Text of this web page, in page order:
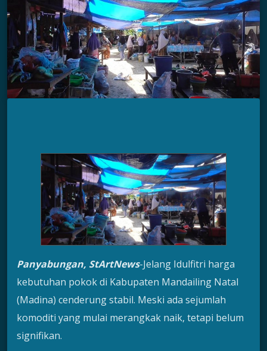
Panyabungan, StArtNews-Jelang Idulfitri harga
kebutuhan pokok di Kabupaten Mandailing Natal
(Madina) cenderung stabil. Meski ada sejumlah
komoditi yang mulai merangkak naik, tetapi belum
signifikan.